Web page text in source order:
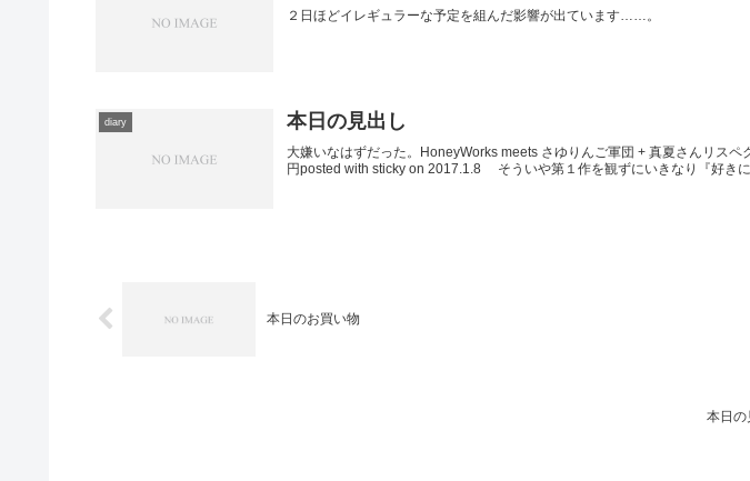
２日ほどイレギュラーな予定を組んだ影響が出ています……。
diary 本日の見出し
大嫌いなはずだった。HoneyWorks meets さゆりんご軍団 + 真夏さんリス
円posted with sticky on 2017.1.8 そういや第１作を観ずにいきなり『好き
本日のお買い物
本日の